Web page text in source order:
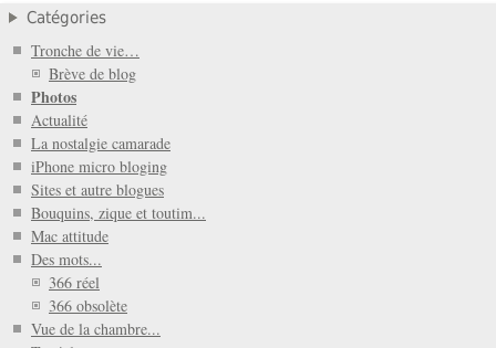
Catégories
Tronche de vie…
Brève de blog
Photos
Actualité
La nostalgie camarade
iPhone micro bloging
Sites et autre blogues
Bouquins, zique et toutim...
Mac attitude
Des mots...
366 réel
366 obsolète
Vue de la chambre...